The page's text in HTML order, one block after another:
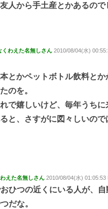
人から手土産とかあるので
くわえた名無しさん 2010/08/04(水)
とかペットボトル飲料と
のを。
で嬉しいけど、毎年うち
と、さすがに図々しいの
えた名無しさん 2010/08/04(水) 01:05:53
ひつの近くにいる人が、自
だな。